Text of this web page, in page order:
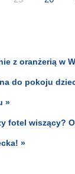
z oranżerią w
do pokoju
»
fotel wiszący?
»